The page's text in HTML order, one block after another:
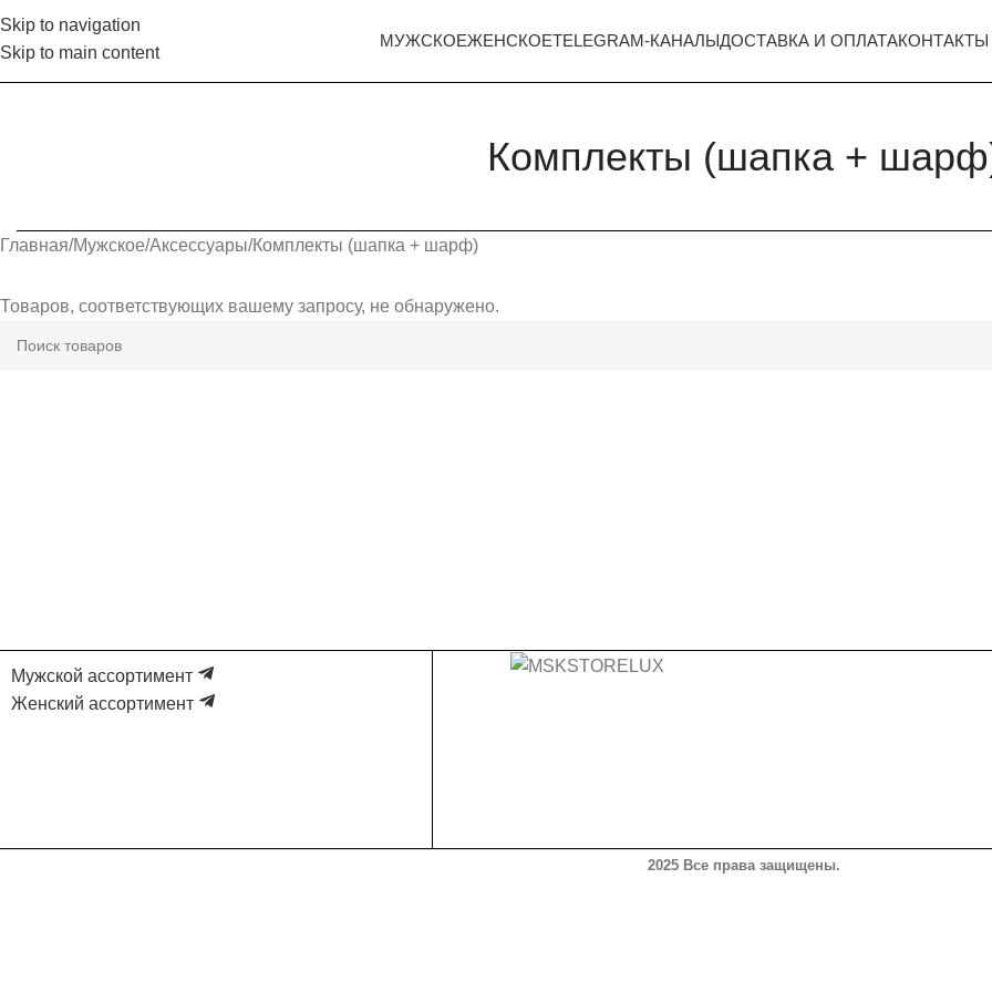
Skip to navigation
Skip to main content
МУЖСКОЕЖЕНСКОЕTELEGRAM-КАНАЛЫДОСТАВКА И ОПЛАТАКОНТАКТЫ
Комплекты (шапка +
Главная Мужское Аксессуары Комплекты (шапка + шарф)
Товаров, соответствующих вашему запросу, не обнаружено.
Мужской ассортимент
Женский ассортимент
2025 Все права защищены.